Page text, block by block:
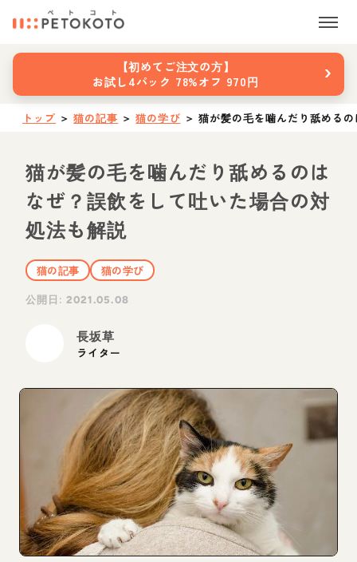
【初めてご注文の方】
お試し4パック 78%オフ 970円
›
トップ ＞ 猫の記事 ＞ 猫の学び ＞ 猫が髪の毛を噛んだり舐める
猫が髪の毛を噛んだり舐めるのは
なぜ？誤飲をして吐いた場合の対
処法も解説
猫の記事
猫の学び
公開日:2021.05.08
長坂草
ライター